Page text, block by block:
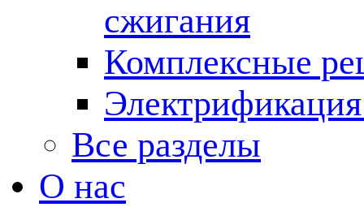
сжигания
Комплексные
Все разделы
О нас